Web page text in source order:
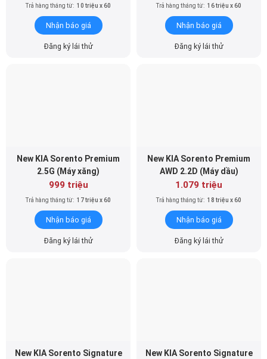
Trả hàng tháng từ: 10 triệu x 60
Nhận báo giá
Đăng ký lái thử
Trả hàng tháng từ: 16 triệu x 60
Nhận báo giá
Đăng ký lái thử
New KIA Sorento Premium
2.5G (Máy xăng)
999 triệu
Trả hàng tháng từ: 17 triệu x 60
Nhận báo giá
Đăng ký lái thử
New KIA Sorento Premium
AWD 2.2D (Máy dầu)
1.079 triệu
Trả hàng tháng từ: 18 triệu x 60
Nhận báo giá
Đăng ký lái thử
New KIA Sorento Signature
New KIA Sorento Signature